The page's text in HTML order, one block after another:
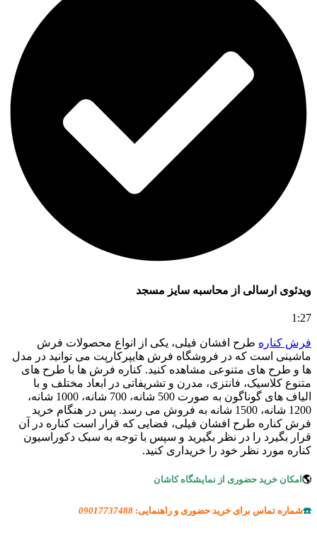
ویدئوی ارسالی از محاسبه سایز مسجد
1:27
فرش کناره طرح افشان فیلی، یکی از انواع محصولات فرش
ماشینی است که در فروشگاه فرش هایپرکارپت می توانید در مدل
ها و طرح های متنوعی مشاهده کنید. کناره فرش ها با طرح های
متنوع کلاسیک، فانتزی، مدرن و تشریفاتی در ابعاد مختلف و با
الیاف های گوناگون به صورت 500 شانه، 700 شانه، 1000 شانه،
1200 شانه، 1500 شانه به فروش می رسد. پس در هنگام خرید
فرش کناره طرح افشان فیلی، فضایی که قرار است کناره در آن
قرار بگیرد را در نظر بگیرید و سپس با توجه به سبک دکوراسیون
کناره مورد نظر خود را خریداری کنید.
🌎 امکان خرید حضوری از نمایشگاه کاشان
☎️شماره تماس برای خرید حضوری و راهنمایی: 09017737488